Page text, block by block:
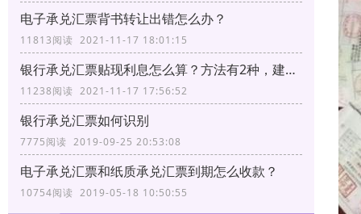
电子承兑汇票背书转让出错怎么办？
11813阅读 2021-11-17 18:01:15
银行承兑汇票贴现利息怎么算？方法有2种，建议转发收藏
11238阅读 2021-11-17 17:56:52
银行承兑汇票如何识别
7775阅读 2019-09-25 20:53:08
电子承兑汇票和纸质承兑汇票到期怎么收款？
10754阅读 2019-05-18 10:50:55